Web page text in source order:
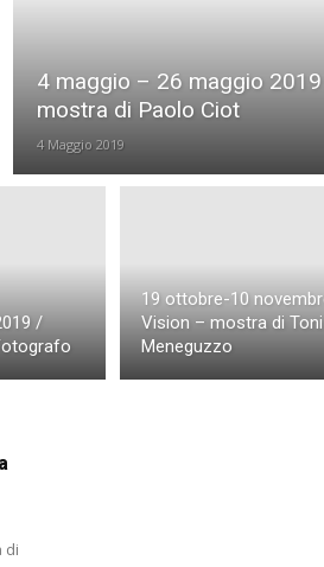
4 maggio – 26 maggio
mostra di Paolo Ciot
4 Maggio 2019
/
19 ottobre-10
Vision – mostra di Toni
Meneguzzo
di